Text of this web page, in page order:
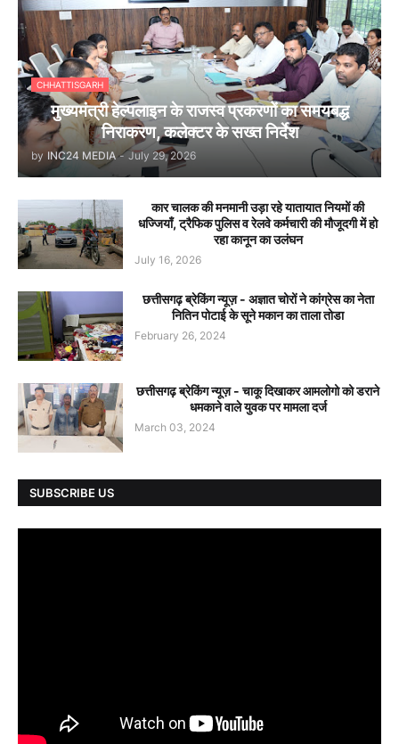
CHHATTISGARH
मुख्यमंत्री हेल्पलाइन के राजस्व प्रकरणों का समयबद्ध
निराकरण, कलेक्टर के सख्त निर्देश
by INC24 MEDIA - July 29, 2026
कार चालक की मनमानी उड़ा रहे यातायात नियमों की
धज्जियाँ, ट्रैफिक पुलिस व रेलवे कर्मचारी की मौजूदगी में हो
रहा कानून का उलंघन
July 16, 2026
छत्तीसगढ़ ब्रेकिंग न्यूज़ - अज्ञात चोरों ने कांग्रेस का नेता
नितिन पोटाई के सूने मकान का ताला तोडा
February 26, 2024
छत्तीसगढ़ ब्रेकिंग न्यूज़ - चाकू दिखाकर आमलोगो को डराने
धमकाने वाले युवक पर मामला दर्ज
March 03, 2024
SUBSCRIBE US